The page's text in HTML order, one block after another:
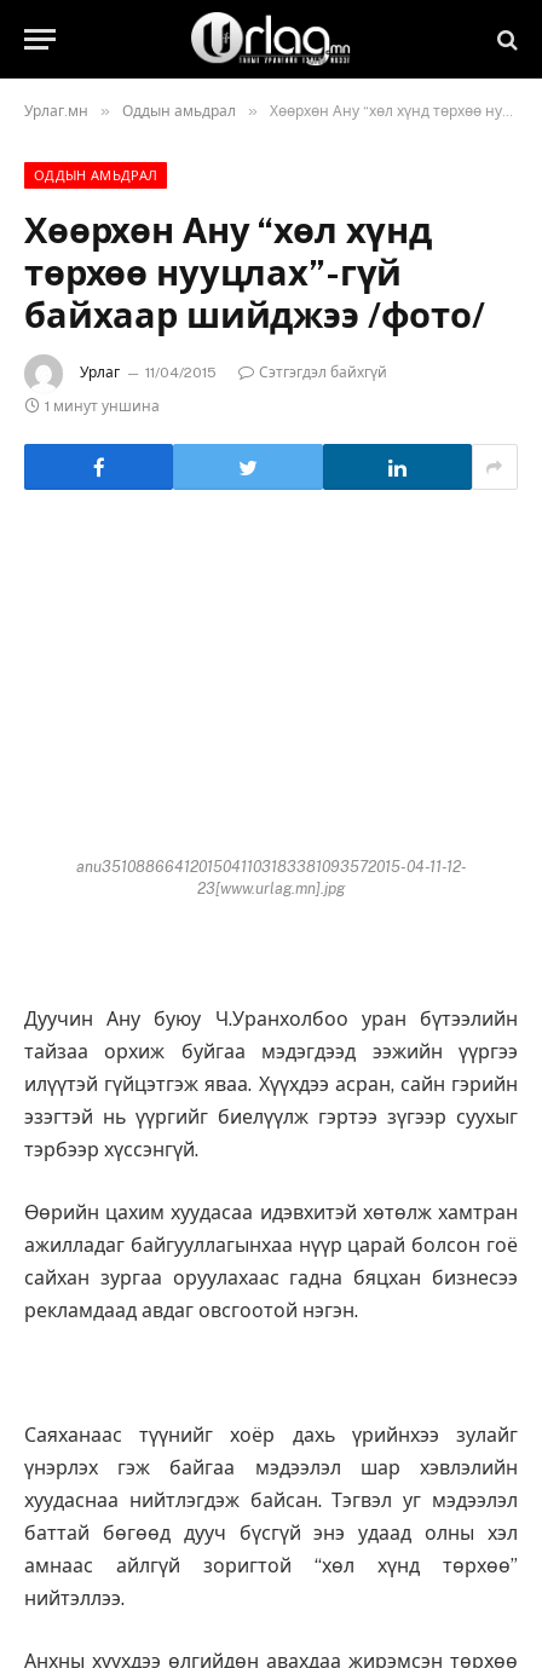
Урлаг.мн » Оддын амьдрал » Хөөрхөн Ану “хөл хүнд төрхөө нууцлах”-гүй байхаар шийджээ /фото/
ОДДЫН АМЬДРАЛ
Хөөрхөн Ану “хөл хүнд
төрхөө нууцлах”-гүй
байхаар шийджээ /фото/
Урлаг 11/04/2015
Сэтгэгдэл байхгүй
1 минут уншина
anu35108866412015041103183381093572015-04-11-12-
23[www.urlag.mn].jpg
Дуучин Ану буюу Ч.Уранхолбоо уран бүтээлийн
тайзаа орхиж буйгаа мэдэгдээд ээжийн үүргээ
илүүтэй гүйцэтгэж яваа. Хүүхдээ асран, сайн гэрийн
эзэгтэй нь үүргийг биелүүлж гэртээ зүгээр суухыг
тэрбээр хүссэнгүй.
Өөрийн цахим хуудасаа идэвхитэй хөтөлж хамтран
ажилладаг байгууллагынхаа нүүр царай болсон гоё
сайхан зургаа оруулахаас гадна бяцхан бизнесээ
рекламдаад авдаг овсгоотой нэгэн.
Саяханаас түүнийг хоёр дахь үрийнхээ зулайг
үнэрлэх гэж байгаа мэдээлэл шар хэвлэлийн
хуудаснаа нийтлэгдэж байсан. Тэгвэл уг мэдээлэл
баттай бөгөөд дууч бүсгүй энэ удаад олны хэл
амнаас айлгүй зоригтой “хөл хүнд төрхөө”
нийтэллээ.
Анхны хүүхдээ өлгийдөн авахдаа жирэмсэн төрхөө